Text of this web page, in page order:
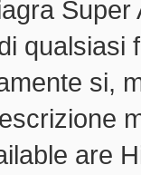
si,
are